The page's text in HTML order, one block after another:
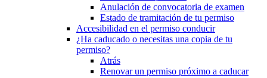
Anulación de convocatoria de examen
Estado de tramitación de tu permiso
Accesibilidad en el permiso conducir
¿Ha caducado o necesitas una copia de tu
permiso?
Atrás
Renovar un permiso próximo a caducar